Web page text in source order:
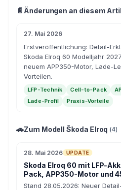
📄 Änderungen an diesem
27. Mai 2026
Erstveröffentlichung: Detail-
Skoda Elroq 60 Modelljahr
neuem APP350-Motor, Lade-
Vorteilen.
LFP-Technik Cell-to-Pack
Lade-Profil
Praxis-Vorteile
🚗Zum Modell Škoda Elroq (4)
28. Mai 2026 UPDATE
Skoda Elroq 60 mit LFP-
Pack, APP350-Motor und
Stand 28.05.2026: Neuer